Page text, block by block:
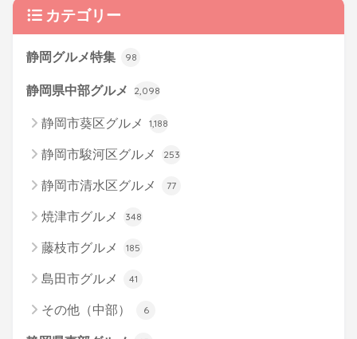
カテゴリー
静岡グルメ特集 98
静岡県中部グルメ 2,098
静岡市葵区グルメ 1,188
静岡市駿河区グルメ 253
静岡市清水区グルメ 77
焼津市グルメ 348
藤枝市グルメ 185
島田市グルメ 41
その他（中部） 6